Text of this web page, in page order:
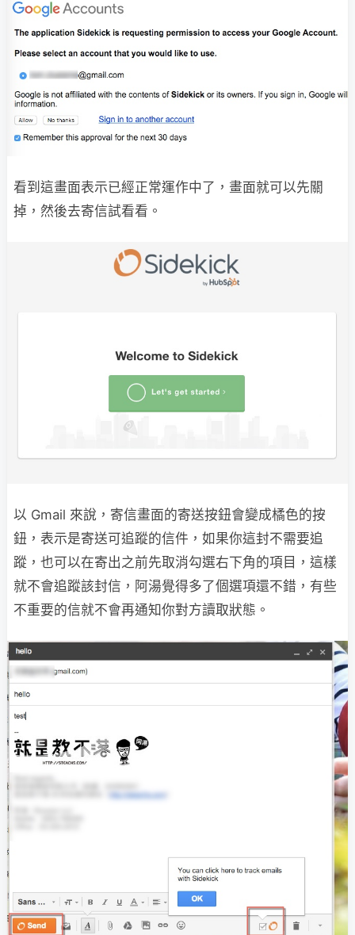
看到這畫面表示已經正常運作中了，畫面就可以先關
掉，然後去寄信試看看。
以 Gmail 來說，寄信畫面的寄送按鈕會變成橘色的按
鈕，表示是寄送可追蹤的信件，如果你這封不需要追
蹤，也可以在寄出之前先取消勾選右下角的項目，這樣
就不會追蹤該封信，阿湯覺得多了個選項還不錯，有些
不重要的信就不會再通知你對方讀取狀態。